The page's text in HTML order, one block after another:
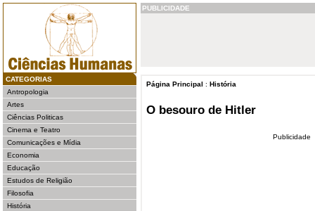
CATEGORIAS
Antropologia
Artes
Ciências Politicas
Cinema e Teatro
Comunicações e Mídia
Economia
Educação
Estudos de Religião
Filosofia
História
PUBLICIDADE
Página Principal : História
O besouro de Hitler
Publicidade